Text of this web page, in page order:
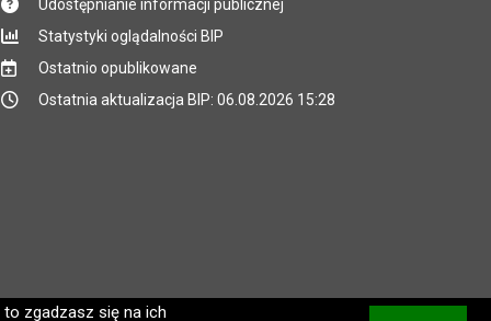
zgadzasz się na ich
Udostępnianie informacji publicznej
Statystyki oglądalności BIP
Ostatnio opublikowane
Ostatnia aktualizacja BIP: 06.08.2026 15:28